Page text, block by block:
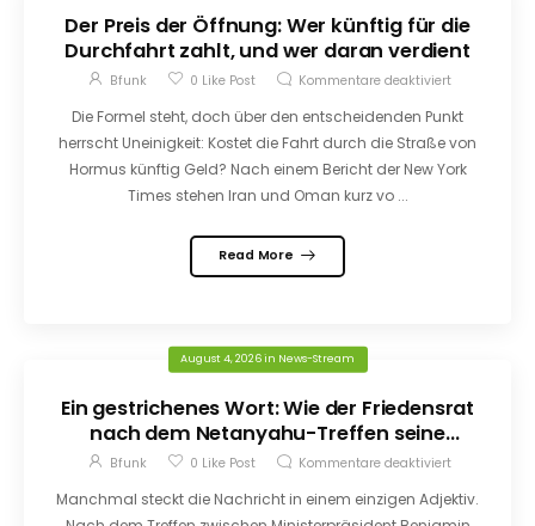
Der Preis der Öffnung: Wer künftig für die
Durchfahrt zahlt, und wer daran verdient
Bfunk 0 Like Post Kommentare deaktiviert
Die Formel steht, doch über den entscheidenden Punkt
herrscht Uneinigkeit: Kostet die Fahrt durch die Straße von
Hormus künftig Geld? Nach einem Bericht der New York
Times stehen Iran und Oman kurz vo ...
Read More
August 4, 2026in News-Stream
Ein gestrichenes Wort: Wie der Friedensrat
nach dem Netanyahu-Treffen seine
Bedingungen verschob
Bfunk 0 Like Post Kommentare deaktiviert
Manchmal steckt die Nachricht in einem einzigen Adjektiv.